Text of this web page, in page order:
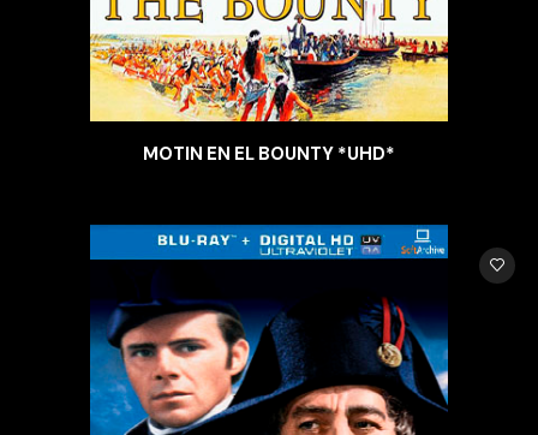
MOTIN EN EL BOUNTY *UHD*